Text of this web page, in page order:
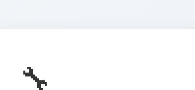
🔧